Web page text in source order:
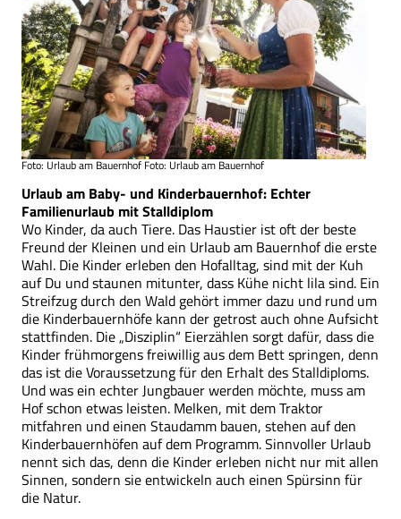
Foto: Urlaub am Bauernhof Foto: Urlaub am Bauernhof
Urlaub am Baby- und Kinderbauernhof: Echter
Familienurlaub mit Stalldiplom
Wo Kinder, da auch Tiere. Das Haustier ist oft der beste
Freund der Kleinen und ein Urlaub am Bauernhof die erste
Wahl. Die Kinder erleben den Hofalltag, sind mit der Kuh
auf Du und staunen mitunter, dass Kühe nicht lila sind. Ein
Streifzug durch den Wald gehört immer dazu und rund um
die Kinderbauernhöfe kann der getrost auch ohne Aufsicht
stattfinden. Die „Disziplin“ Eierzählen sorgt dafür, dass die
Kinder frühmorgens freiwillig aus dem Bett springen, denn
das ist die Voraussetzung für den Erhalt des Stalldiploms.
Und was ein echter Jungbauer werden möchte, muss am
Hof schon etwas leisten. Melken, mit dem Traktor
mitfahren und einen Staudamm bauen, stehen auf den
Kinderbauernhöfen auf dem Programm. Sinnvoller Urlaub
nennt sich das, denn die Kinder erleben nicht nur mit allen
Sinnen, sondern sie entwickeln auch einen Spürsinn für
die Natur.